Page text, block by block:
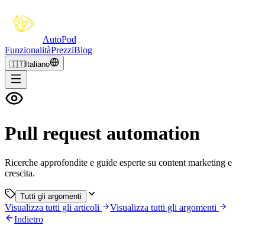
AutoPod
FunzionalitàPrezziBlog
🇮🇹Italiano
Pull request automation
Ricerche approfondite e guide esperte su content marketing e
crescita.
Tutti gli argomenti
Visualizza tutti gli articoli
Visualizza tutti gli argomenti
Indietro